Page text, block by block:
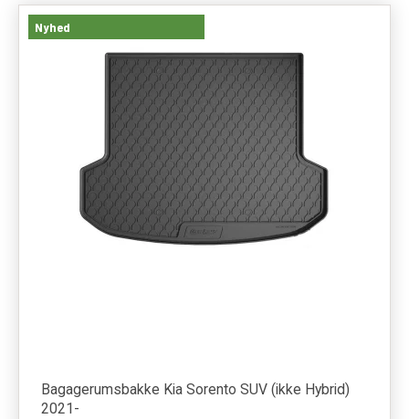
Nyhed
Bagagerumsbakke Kia Sorento SUV (ikke Hybrid)
2021-